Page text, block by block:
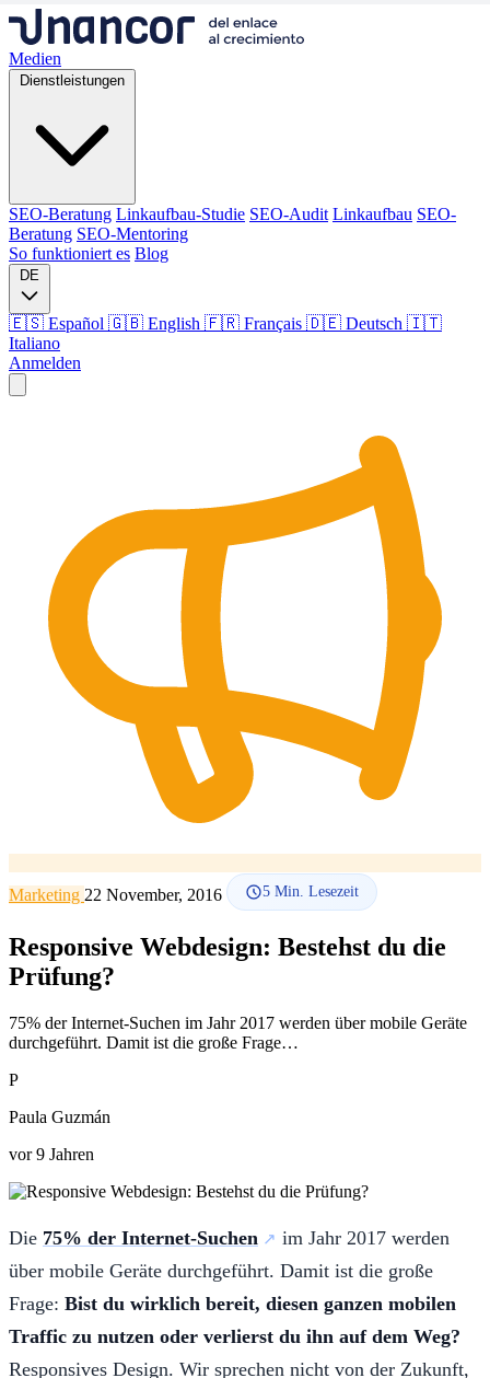
Medien
Dienstleistungen
SEO-Beratung Linkaufbau-Studie SEO-Audit Linkaufbau SEO-
Beratung SEO-Mentoring
So funktioniert es Blog
DE
🇪🇸 Español 🇬🇧 English 🇫🇷 Français 🇩🇪 Deutsch 🇮🇹
Italiano
Anmelden
SEO-Beratung Linkaufbau-Studie Linkaufbau
SEO-
Beratung
SEO-Mentoring
So funktioniert es
Sprache
🇪🇸 ES
🇬🇧 EN 🇫🇷 FR 🇩🇪 DE
Marketing 22 November, 2016 5 Min. Lesezeit
Responsive Webdesign: Bestehst du die
Prüfung?
75% der Internet-Suchen im Jahr 2017 werden über mobile Geräte
durchgeführt. Damit ist die große Frage…
P
Paula Guzmán
vor 9 Jahren
Die 75% der Internet-Suchen
im Jahr 2017 werden
über mobile Geräte durchgeführt. Damit ist die große
Frage: Bist du wirklich bereit, diesen ganzen mobilen
Traffic zu nutzen oder verlierst du ihn auf dem Weg?
Responsives Design. Wir sprechen nicht von der Zukunft,